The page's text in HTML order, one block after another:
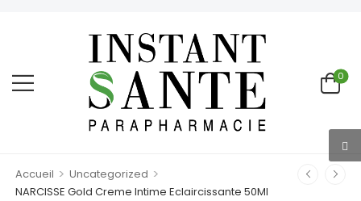
0
Accueil > Uncategorized >
NARCISSE Gold Creme Intime Eclaircissante 50Ml